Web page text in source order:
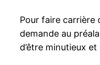
Pour faire carrière
demande au
d’être minutieux